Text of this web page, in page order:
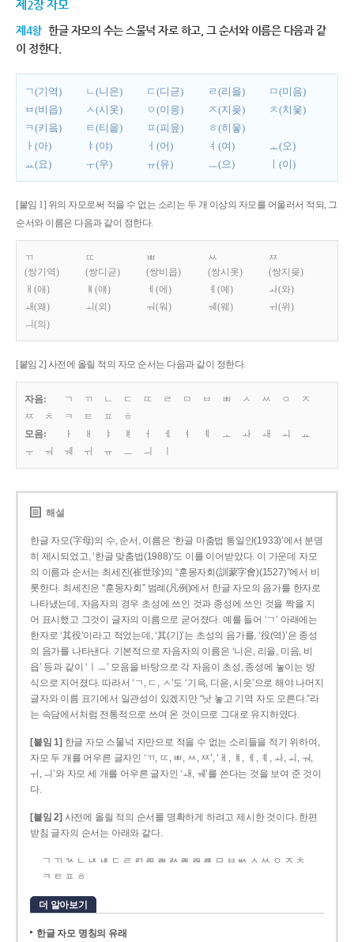
제2장 자모
제4항 한글 자모의 수는 스물넉 자로 하고, 그 순서와 이름은 다음과 같
이 정한다.
ㄱ(기역) ㄴ(니은) ㄷ(디귿) ㄹ(리을)
ㅁ(미음)
ㅂ(비읍)
ㅅ(시옷) ㅇ(이응) ㅈ(지읒)
ㅊ(치읓)
ㅋ(키읔)
ㅌ(티읕) ㅍ(피읖)
ㅎ(히읗)
ㅏ(아)
ㅑ(야) ㅓ(어) ㅕ(여)
ㅗ(오)
ㅛ(요)
ㅜ(우) ㅠ(유) ㅡ(으) ㅣ(이)
[붙임 1] 위의 자모로써 적을 수 없는 소리는 두 개 이상의 자모를 어울러서 적되, 그
순서와 이름은 다음과 같이 정한다.
ㄲ
(쌍기역)
ㄸ
(쌍디귿)
ㅃ
(쌍비읍)
ㅆ
(쌍시옷)
ㅉ
(쌍지읒)
ㅐ(애)
ㅒ(얘) ㅔ(에) ㅖ(예)
ㅘ(와)
ㅙ(왜)
ㅚ(외) ㅝ(워) ㅞ(웨)
ㅟ(위)
ㅢ(의)
[붙임 2] 사전에 올릴 적의 자모 순서는 다음과 같이 정한다.
자음: ㄱ ㄲ ㄴ ㄷ ㄸ ㄹ ㅁ ㅂ ㅃ ㅅ ㅆ ㅇ
ㅈ
ㅉ
ㅊ ㅋ ㅌ ㅍ
ㅎ
모음:
ㅏ ㅐ ㅑ ㅒ ㅓ ㅔ ㅕ ㅖ ㅗ ㅘ ㅙ ㅚ
ㅛ
ㅜ
ㅝ ㅞ ㅟ ㅠ ㅡ ㅢ
해설
한글 자모(字母)의 수, 순서, 이름은 ‘한글 마춤법 통일안(1933)’에서 분명
히 제시되었고, ‘한글 맞춤법(1988)’도 이를 이어받았다. 이 가운데 자모
의 이름과 순서는 최세진(崔世珍)의 “훈몽자회(訓蒙字會)(1527)”에서 비
롯한다. 최세진은 “훈몽자회” 범례(凡例)에서 한글 자모의 음가를 한자로
나타냈는데, 자음자의 경우 초성에 쓰인 것과 종성에 쓰인 것을 짝을 지
어 표시했고 그것이 글자의 이름으로 굳어졌다. 예를 들어 ‘ㄱ’ 아래에는
한자로 ‘其役’이라고 적었는데, ‘其(기)’는 초성의 음가를, ‘役(역)’은 종성
의 음가를 나타낸다. 기본적으로 자음자의 이름은 ‘니은, 리을, 미음, 비
읍’ 등과 같이 ‘ㅣㅡ’ 모음을 바탕으로 각 자음이 초성, 종성에 놓이는 방
식으로 지어졌다. 따라서 ‘ㄱ, ㄷ, ㅅ’도 ‘기윽, 디읃, 시읏’으로 해야 나머지
글자와 이름 표기에서 일관성이 있겠지만 “낫 놓고 기역 자도 모른다.”라
는 속담에서처럼 전통적으로 쓰여 온 것이므로 그대로 유지하였다.
[붙임 1] 한글 자모 스물넉 자만으로 적을 수 없는 소리들을 적기 위하여,
자모 두 개를 어우른 글자인 ‘ㄲ, ㄸ, ㅃ, ㅆ, ㅉ’, ‘ㅐ, ㅒ, ㅔ, ㅖ, ㅘ, ㅚ, ㅝ,
ㅟ, ㅢ’와 자모 세 개를 어우른 글자인 ‘ㅙ, ㅞ’를 쓴다는 것을 보여 준 것이
다.
[붙임 2] 사전에 올릴 적의 순서를 명확하게 하려고 제시한 것이다. 한편
받침 글자의 순서는 아래와 같다.
ㄱ ㄲ ㄳ ㄴ ㄵ ㄶ ㄷ ㄹ ㄺ ㄻ ㄼ ㄽ ㄾ ㄿ ㅀ ㅁ ㅂ ㅄ ㅅ ㅆ ㅇ ㅈ ㅊ
ㅋ ㅌ ㅍ ㅎ
더 알아보기
한글 자모 명칭의 유래